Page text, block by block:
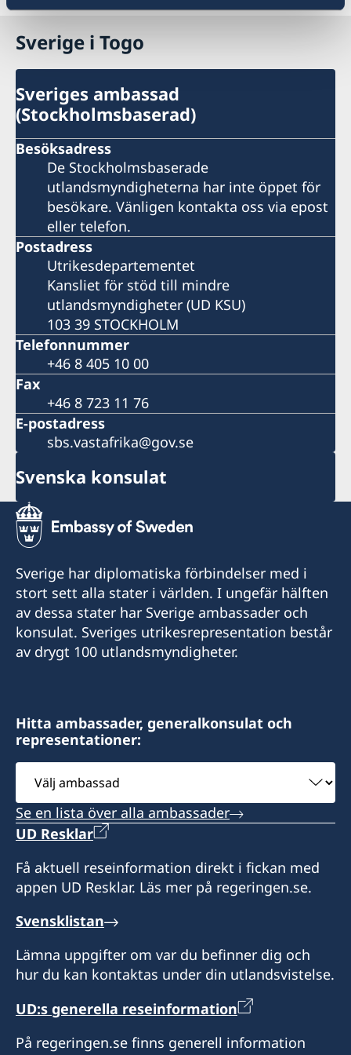
Sverige i Togo
Sveriges ambassad
(Stockholmsbaserad)
Besöksadress
De Stockholmsbaserade
utlandsmyndigheterna har inte öppet för
besökare. Vänligen kontakta oss via epost
eller telefon.
Postadress
Utrikesdepartementet
Kansliet för stöd till mindre
utlandsmyndigheter (UD KSU)
103 39 STOCKHOLM
Telefonnummer
+46 8 405 10 00
Fax
+46 8 723 11 76
E-postadress
sbs.vastafrika@gov.se
Svenska konsulat
Sverige har diplomatiska förbindelser med i
stort sett alla stater i världen. I ungefär hälften
av dessa stater har Sverige ambassader och
konsulat. Sveriges utrikesrepresentation består
av drygt 100 utlandsmyndigheter.
Hitta ambassader, generalkonsulat och
representationer:
Välj
ambassad
Se en lista över alla ambassader
UD Resklar
Få aktuell reseinformation direkt i fickan med
appen UD Resklar. Läs mer på regeringen.se.
Svensklistan
Lämna uppgifter om var du befinner dig och
hur du kan kontaktas under din utlandsvistelse.
UD:s generella reseinformation
På regeringen.se finns generell information